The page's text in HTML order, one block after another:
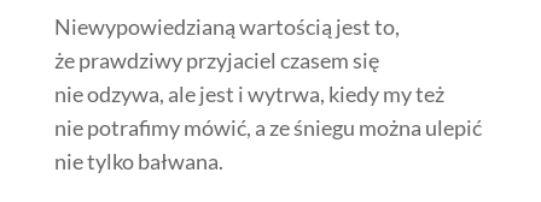
Niewypowiedzianą wartością jest to,
że prawdziwy przyjaciel czasem się
nie odzywa, ale jest i wytrwa, kiedy my też
nie potrafimy mówić, a ze śniegu można ulepić
nie tylko bałwana.